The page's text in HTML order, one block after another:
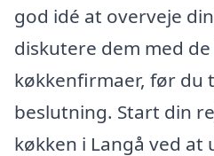
god idé at overveje
diskutere dem med
køkkenfirmaer, før
beslutning. Start din
køkken i Langå ved at